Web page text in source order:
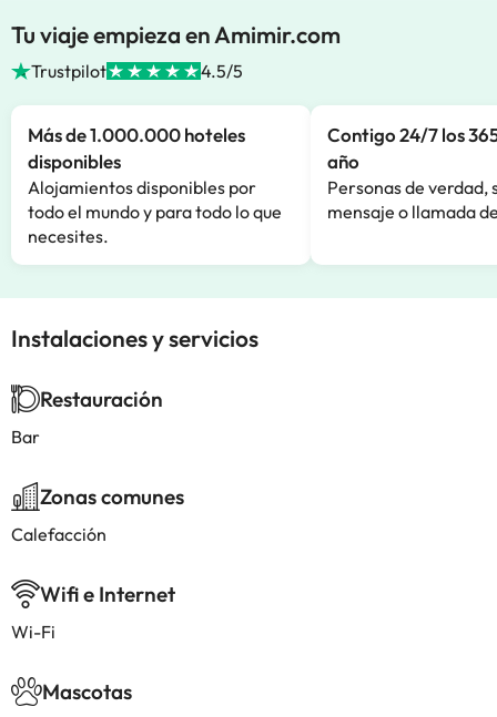
Tu viaje empieza en Amimir.com
Trustpilot 4.5/5
Más de 1.000.000 hoteles
disponibles
Alojamientos disponibles por
todo el mundo y para todo lo que
necesites.
Contigo 24/7 los
año
Personas de verdad,
mensaje o llamada
Instalaciones y servicios
Restauración
Bar
Zonas comunes
Calefacción
Wifi e Internet
Wi-Fi
Mascotas